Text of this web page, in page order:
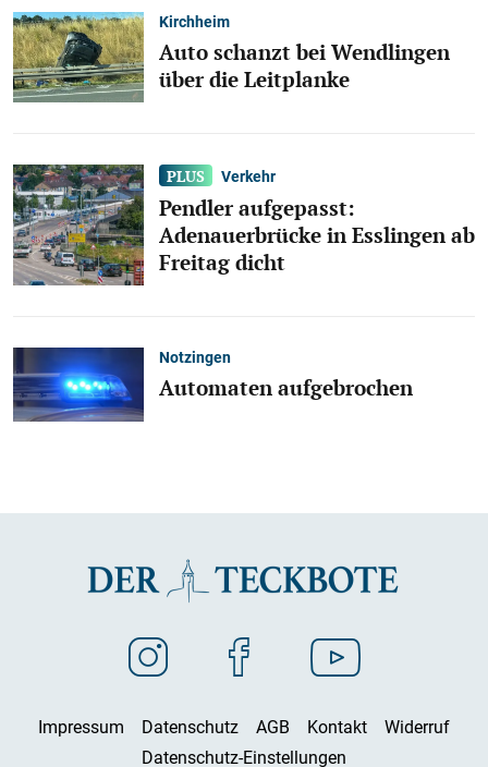
Kirchheim
Auto schanzt bei Wendlingen
über die Leitplanke
Verkehr
Pendler aufgepasst:
Adenauerbrücke in Esslingen ab
Freitag dicht
Notzingen
Automaten aufgebrochen
Impressum Datenschutz AGB Kontakt
Widerruf
Datenschutz-Einstellungen